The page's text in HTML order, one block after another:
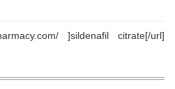
]sildenafil citrate[/url]